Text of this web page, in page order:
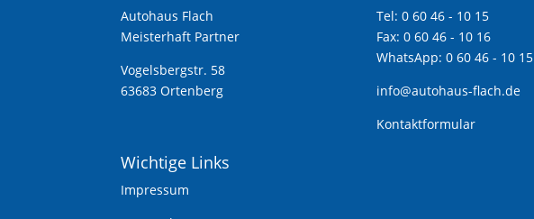
Autohaus Flach
Meisterhaft Partner
Vogelsbergstr. 58
63683 Ortenberg
Wichtige Links
Impressum
Tel: 0 60 46 - 10 15
Fax: 0 60 46 - 10 16
WhatsApp: 0 60 46 - 10 15
info@autohaus-flach.de
Kontaktformular